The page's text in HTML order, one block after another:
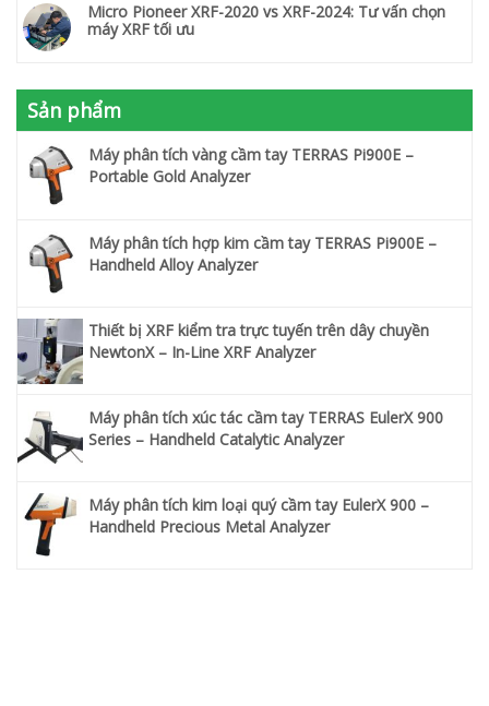
Micro Pioneer XRF-2020 vs XRF-2024: Tư vấn chọn
máy XRF tối ưu
Sản phẩm
Máy phân tích vàng cầm tay TERRAS Pi900E –
Portable Gold Analyzer
Máy phân tích hợp kim cầm tay TERRAS Pi900E –
Handheld Alloy Analyzer
Thiết bị XRF kiểm tra trực tuyến trên dây chuyền
NewtonX – In-Line XRF Analyzer
Máy phân tích xúc tác cầm tay TERRAS EulerX 900
Series – Handheld Catalytic Analyzer
Máy phân tích kim loại quý cầm tay EulerX 900 –
Handheld Precious Metal Analyzer